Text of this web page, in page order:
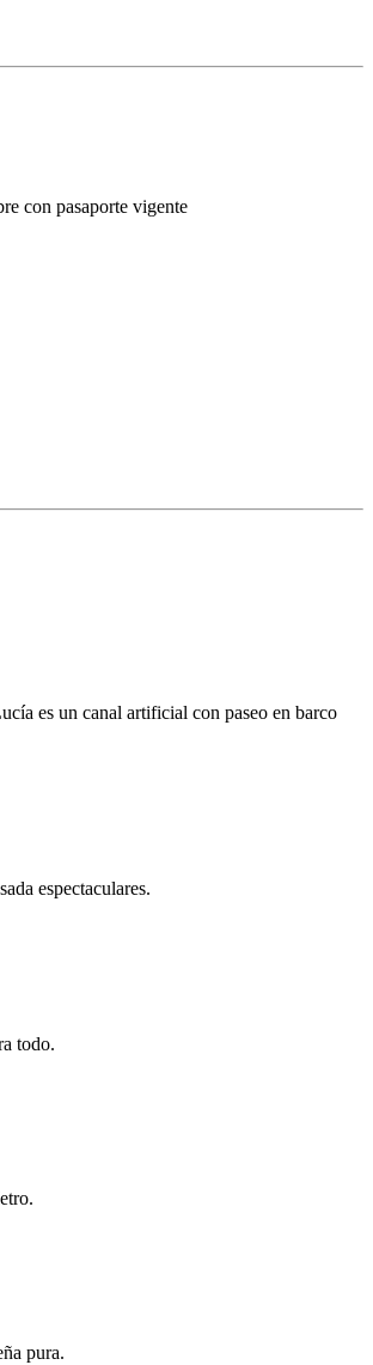
con pasaporte vigente
es un canal artificial con paseo en barco
espectaculares.
todo.
pura.